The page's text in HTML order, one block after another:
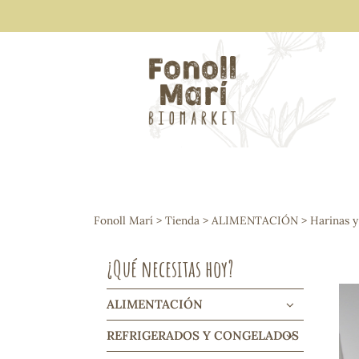
Arroces y legumbres
Frutos secos y snacks
Cereales, mueslis, hinchados y
Galletas y dulces
Vinos y cavas
Condimentos y salsas
Harinas y sémolas
Pasta
Fonoll Marí > Tienda > ALIMENTACIÓN > Harinas
¿Qué necesitas hoy?
ALIMENTACIÓN
REFRIGERADOS Y CONGELADOS